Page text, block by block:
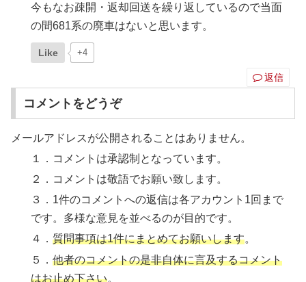
今もなお疎開・返却回送を繰り返しているので当面
の間681系の廃車はないと思います。
Like +4
返信
コメントをどうぞ
メールアドレスが公開されることはありません。
１．コメントは承認制となっています。
２．コメントは敬語でお願い致します。
３．1件のコメントへの返信は各アカウント1回まで
です。多様な意見を並べるのが目的です。
４．質問事項は1件にまとめてお願いします。
５．他者のコメントの是非自体に言及するコメント
はお止め下さい。